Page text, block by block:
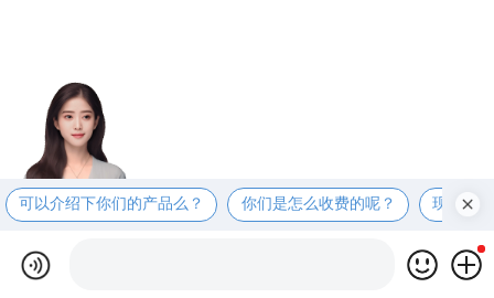
可以介绍下你们的产品么？ 你们是怎么收费的呢？ 现在有